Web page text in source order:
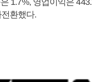
1.7%, 영업이익은
환했다.